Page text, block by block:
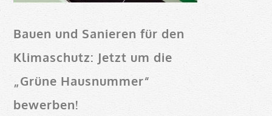
Bauen und Sanieren für den
Klimaschutz: Jetzt um die
„Grüne Hausnummer“
bewerben!